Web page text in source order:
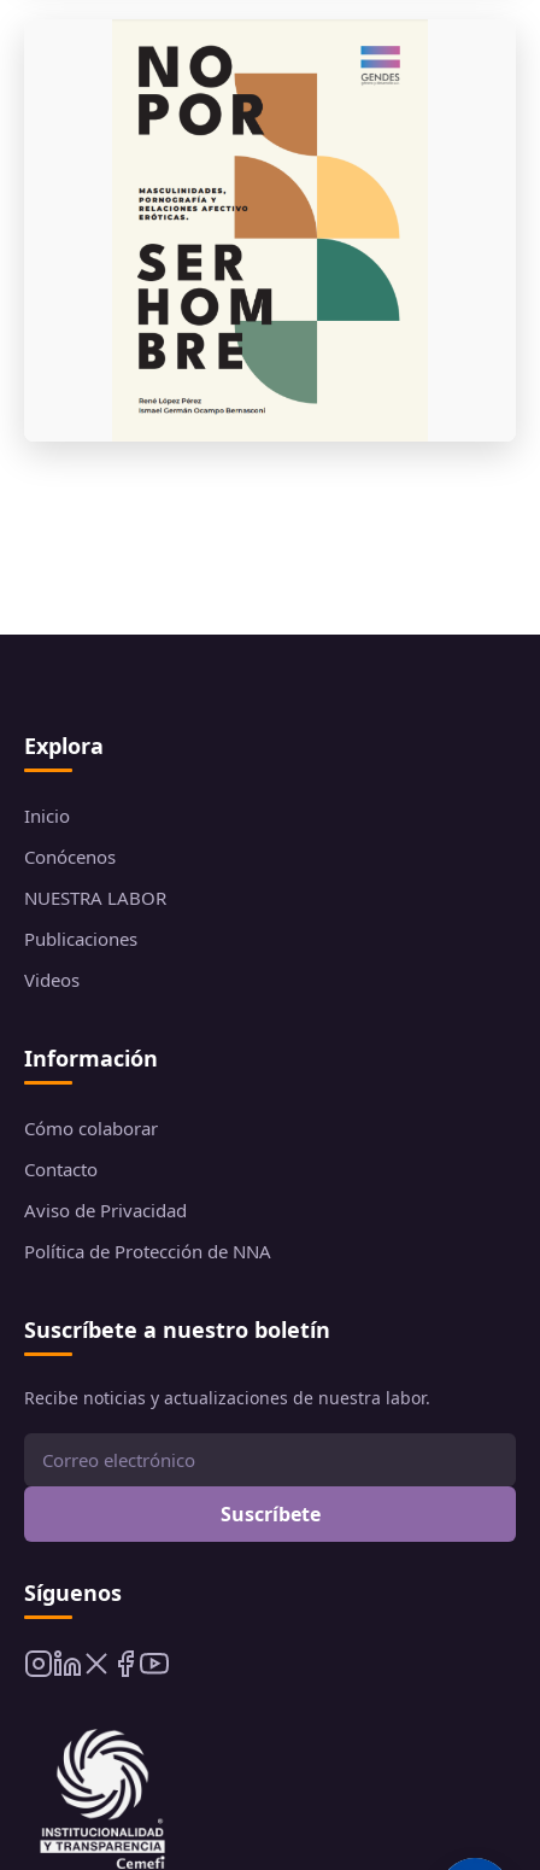
Explora
Inicio
Conócenos
NUESTRA LABOR
Publicaciones
Videos
Información
Cómo colaborar
Contacto
Aviso de Privacidad
Política de Protección de NNA
Suscríbete a nuestro boletín
Recibe noticias y actualizaciones de nuestra labor.
Suscríbete
Síguenos